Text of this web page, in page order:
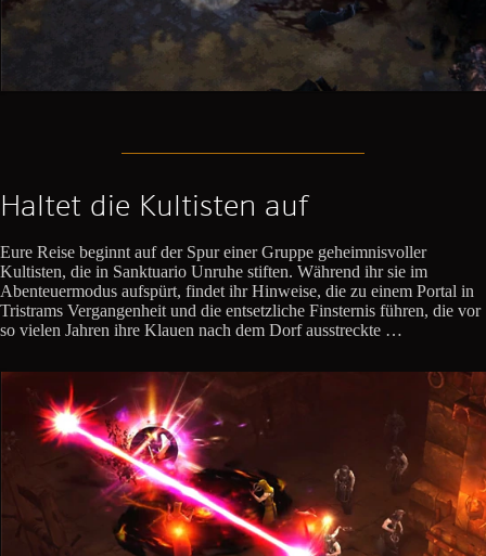
Haltet die Kultisten auf
Eure Reise beginnt auf der Spur einer Gruppe geheimnisvoller
Kultisten, die in Sanktuario Unruhe stiften. Während ihr sie im
Abenteuermodus aufspürt, findet ihr Hinweise, die zu einem Portal in
Tristrams Vergangenheit und die entsetzliche Finsternis führen, die vor
so vielen Jahren ihre Klauen nach dem Dorf ausstreckte …